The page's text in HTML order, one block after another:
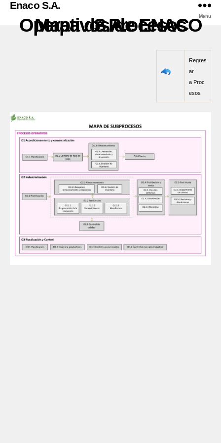
Enaco S.A.
Menu
Mapa de Procesos Operativos de ENACO S.A.
Regres
ar
a Proc
esos